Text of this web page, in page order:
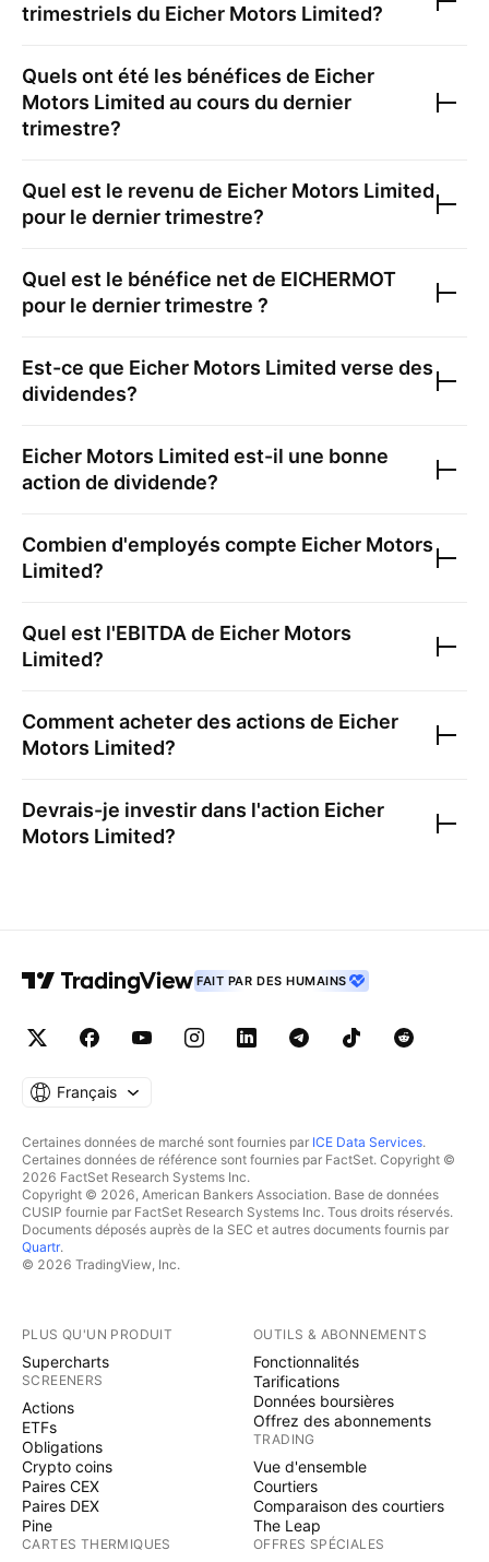
trimestriels du Eicher Motors Limited?
Quels ont été les bénéfices de Eicher
Motors Limited au cours du dernier
trimestre?
Quel est le revenu de Eicher Motors Limited
pour le dernier trimestre?
Quel est le bénéfice net de EICHERMOT
pour le dernier trimestre ?
Est-ce que Eicher Motors Limited verse des
dividendes?
Eicher Motors Limited est-il une bonne
action de dividende?
Combien d'employés compte Eicher Motors
Limited?
Quel est l'EBITDA de Eicher Motors
Limited?
Comment acheter des actions de Eicher
Motors Limited?
Devrais-je investir dans l'action Eicher
Motors Limited?
FAIT PAR DES HUMAINS
Français
Certaines données de marché sont fournies par ICE Data Services.
Certaines données de référence sont fournies par FactSet. Copyright ©
2026 FactSet Research Systems Inc.
Copyright © 2026, American Bankers Association. Base de données
CUSIP fournie par FactSet Research Systems Inc. Tous droits réservés.
Documents déposés auprès de la SEC et autres documents fournis par
Quartr.
© 2026 TradingView, Inc.
PLUS QU'UN PRODUIT
Supercharts
SCREENERS
Actions
ETFs
Obligations
Crypto coins
Paires CEX
Paires DEX
Pine
CARTES THERMIQUES
OUTILS & ABONNEMENTS
Fonctionnalités
Tarifications
Données boursières
Offrez des abonnements
TRADING
Vue d'ensemble
Courtiers
Comparaison des courtiers
The Leap
OFFRES SPÉCIALES